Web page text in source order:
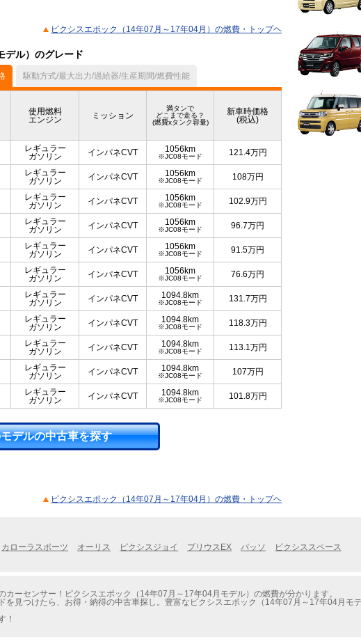
ピクシスエポック（14年07月～17年04月）の燃費・トップヘ
デル）のグレード
駆動方式/最大出力/過給器/生産期間/燃費性能
使用燃料
エンジン
ミッション
満タンで
どこまで走る？
(燃費xタンク容量)
新車時価格
(税込)
レギュラー
ガソリン
インパネCVT 1056km
※JC08モード 121.4万円
レギュラー
ガソリン
インパネCVT 1056km
※JC08モード 108万円
レギュラー
ガソリン
インパネCVT 1056km
※JC08モード 102.9万円
レギュラー
ガソリン
インパネCVT 1056km
※JC08モード 96.7万円
レギュラー
ガソリン
インパネCVT 1056km
※JC08モード 91.5万円
レギュラー
ガソリン
インパネCVT 1056km
※JC08モード 76.6万円
レギュラー
ガソリン
インパネCVT 1094.8km
※JC08モード 131.7万円
レギュラー
ガソリン
インパネCVT 1094.8km
※JC08モード 118.3万円
レギュラー
ガソリン
インパネCVT 1094.8km
※JC08モード 113.1万円
レギュラー
ガソリン
インパネCVT 1094.8km
※JC08モード 107万円
レギュラー
ガソリン
インパネCVT 1094.8km
※JC08モード 101.8万円
デルの中古車を探す
ピクシスエポック（14年07月～17年04月）の燃費・トップヘ
カローラスポーツ オーリス ピクシスジョイ プリウスEX パッソ ピクシススペース
ーセンサー！ピクシスエポック（14年07月～17年04月モデル）の燃費が分かります。
を見つけたら、お得・納得の中古車探し。豊富なピクシスエポック（14年07月～17年04月モ
！